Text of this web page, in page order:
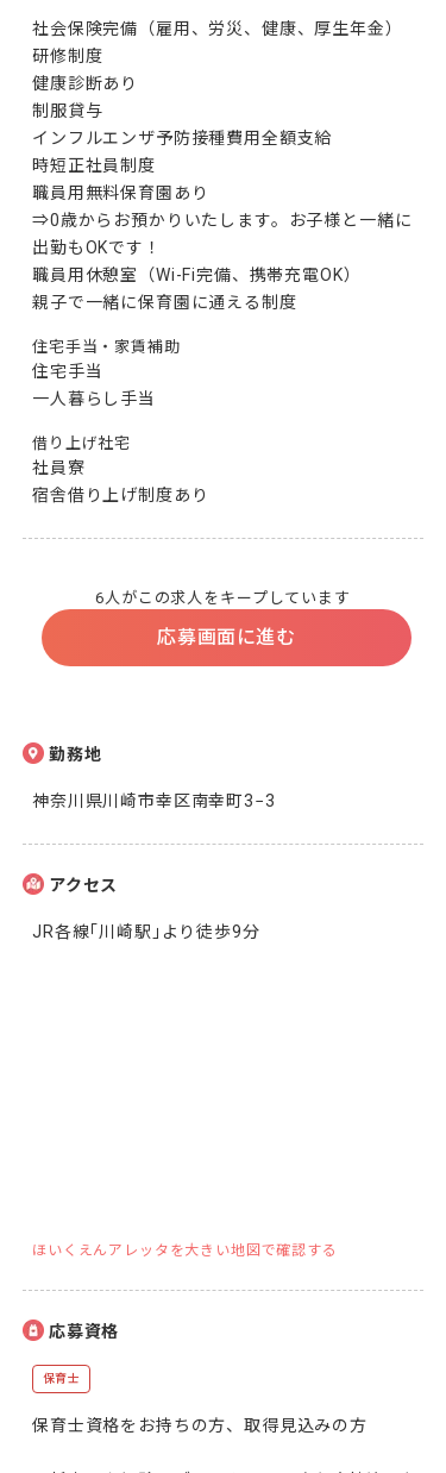
社会保険完備（雇用、労災、健康、厚生年金）
研修制度
健康診断あり
制服貸与
インフルエンザ予防接種費用全額支給
時短正社員制度
職員用無料保育園あり
⇒0歳からお預かりいたします。お子様と一緒に
出勤もOKです！
職員用休憩室（Wi-Fi完備、携帯充電OK）
親子で一緒に保育園に通える制度
住宅手当・家賃補助
住宅手当
一人暮らし手当
借り上げ社宅
社員寮
宿舎借り上げ制度あり
6人がこの求人をキープしています
応募画面に進む
勤務地
神奈川県川崎市幸区南幸町3−3
アクセス
JR各線｢川崎駅｣より徒歩9分
ほいくえんアレッタを大きい地図で確認する
応募資格
保育士
保育士資格をお持ちの方、取得見込みの方